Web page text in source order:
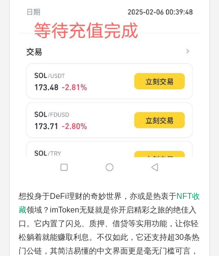
想投身于DeFi理财的奇妙世界，亦或是热衷于NFT收
藏领域？imToken无疑就是你开启精彩之旅的绝佳入
口。它内置了闪兑、质押、借贷等实用功能，让你轻
松躺着就能赚取利息。不仅如此，它还支持超30条热
门公链，其简洁易懂的中文界面更是毫无门槛可言，